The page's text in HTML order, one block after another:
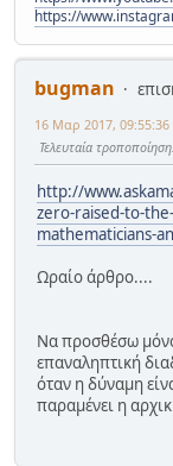
https://
bugman
16 Μαρ 2017,
Τελευταία τροποποίηση
http://
zero-raised-to-
mathematicians-
Ωραίο άρθρο....
Να προσθέσω
επαναληπτική
όταν η δύναμη
παραμένει η